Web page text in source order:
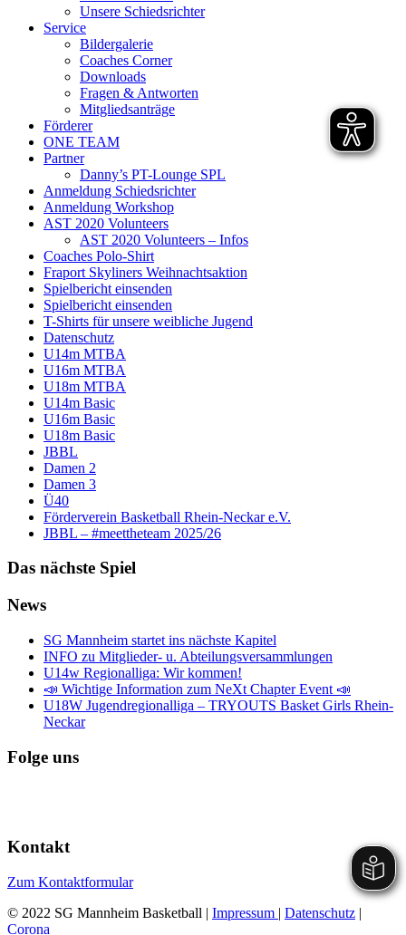
Unsere Schiedsrichter
Service
Bildergalerie
Coaches Corner
Downloads
Fragen & Antworten
Mitgliedsanträge
Förderer
ONE TEAM
Partner
Danny’s PT-Lounge SPL
Anmeldung Schiedsrichter
Anmeldung Workshop
AST 2020 Volunteers
AST 2020 Volunteers – Infos
Coaches Polo-Shirt
Fraport Skyliners Weihnachtsaktion
Spielbericht einsenden
Spielbericht einsenden
T-Shirts für unsere weibliche Jugend
Datenschutz
U14m MTBA
U16m MTBA
U18m MTBA
U14m Basic
U16m Basic
U18m Basic
JBBL
Damen 2
Damen 3
Ü40
Förderverein Basketball Rhein-Neckar e.V.
JBBL – #meettheteam 2025/26
Das nächste Spiel
News
SG Mannheim startet ins nächste Kapitel
INFO zu Mitglieder- u. Abteilungsversammlungen
U14w Regionalliga: Wir kommen!
📣 Wichtige Information zum NeXt Chapter Event 📣
U18W Jugendregionalliga – TRYOUTS Basket Girls Rhein-
Neckar
Folge uns
Kontakt
Zum Kontaktformular
© 2022 SG Mannheim Basketball | Impressum | Datenschutz |
Corona